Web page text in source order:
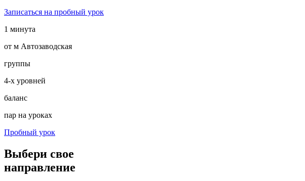
Записаться на пробный урок
1 минута
от м Автозаводская
группы
4-х уровней
баланс
пар на уроках
Пробный урок
Выбери свое
направление